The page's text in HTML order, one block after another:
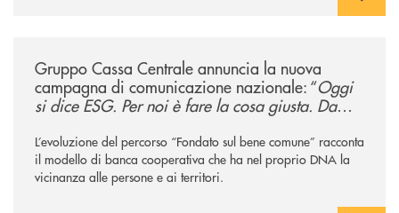
Gruppo Cassa Centrale annuncia la nuova
campagna di comunicazione nazionale: “Oggi
si dice ESG. Per noi è fare la cosa giusta. Da
L’evoluzione del percorso “Fondato sul bene comune” racconta
il modello di banca cooperativa che ha nel proprio DNA la
vicinanza alle persone e ai territori.